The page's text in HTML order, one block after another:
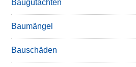
Baugutachten
Baumängel
Bauschäden